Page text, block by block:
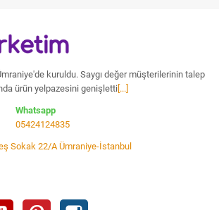
kuruldu. Saygı değer müşterilerinin talep
ürün yelpazesini genişletti [...]
Whatsapp
05424124835
Sokak 22/A Ümraniye-İstanbul
YouTube Pinterest